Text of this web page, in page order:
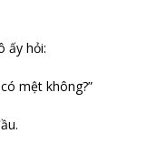
ấy hỏi:
mệt không?”